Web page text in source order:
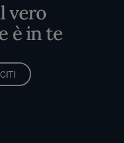
vero
è in te